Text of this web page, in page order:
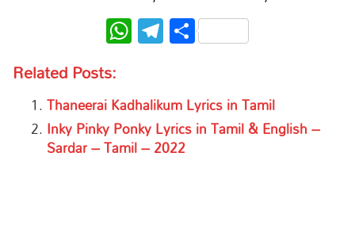
WhatsApp
Telegram
Share
Related Posts:
Thaneerai Kadhalikum Lyrics in Tamil
Inky Pinky Ponky Lyrics in Tamil & English –
Sardar – Tamil – 2022